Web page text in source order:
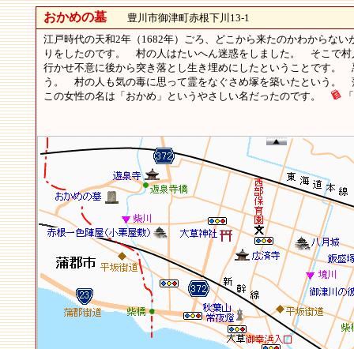
おかめの墓豊川市御津町赤根下川13-1
江戸時代の天和2年（1682年）ごろ、どこから来たのかわからな
りをしたのです。 村の人はたいへん迷惑をしました。 そこで村
行かせ不意に後から突き落とし生き埋めにしたということです。
う。 村の人も気の毒に思って霊をなぐさめ塚を築いたという。
この女性の名は「おかめ」というやさしい名だったのです。
「